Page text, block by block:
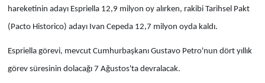
hareketinin adayı Espriella 12,9 milyon oy alırken, rakibi Tarihsel Pakt
(Pacto Historico) adayı Ivan Cepeda 12,7 milyon oyda kaldı.
Espriella görevi, mevcut Cumhurbaşkanı Gustavo Petro'nun dört yıllık
görev süresinin dolacağı 7 Ağustos'ta devralacak.